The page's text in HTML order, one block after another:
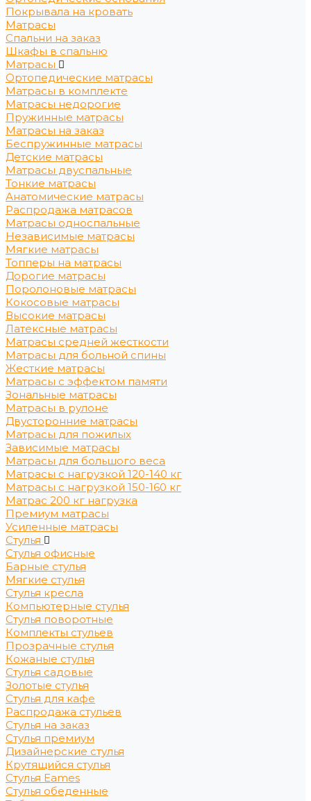
Покрывала на кровать
Матрасы
Спальни на заказ
Шкафы в спальню
Матрасы
Ортопедические матрасы
Матрасы в комплекте
Матрасы недорогие
Пружинные матрасы
Матрасы на заказ
Беспружинные матрасы
Детские матрасы
Матрасы двуспальные
Тонкие матрасы
Анатомические матрасы
Распродажа матрасов
Матрасы односпальные
Независимые матрасы
Мягкие матрасы
Топперы на матрасы
Дорогие матрасы
Поролоновые матрасы
Кокосовые матрасы
Высокие матрасы
Латексные матрасы
Матрасы средней жесткости
Матрасы для больной спины
Жесткие матрасы
Матрасы с эффектом памяти
Зональные матрасы
Матрасы в рулоне
Двусторонние матрасы
Матрасы для пожилых
Зависимые матрасы
Матрасы для большого веса
Матрасы с нагрузкой 120-140 кг
Матрасы с нагрузкой 150-160 кг
Матрас 200 кг нагрузка
Премиум матрасы
Усиленные матрасы
Стулья
Стулья офисные
Барные стулья
Мягкие стулья
Стулья кресла
Компьютерные стулья
Стулья поворотные
Комплекты стульев
Прозрачные стулья
Кожаные стулья
Стулья садовые
Золотые стулья
Стулья для кафе
Распродажа стульев
Стулья на заказ
Стулья премиум
Дизайнерские стулья
Крутящийся стулья
Стулья Eames
Стулья обеденные